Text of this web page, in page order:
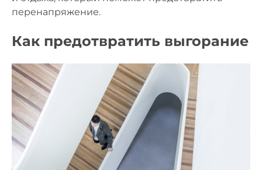
перенапряжение.
Как предотвратить выгорание